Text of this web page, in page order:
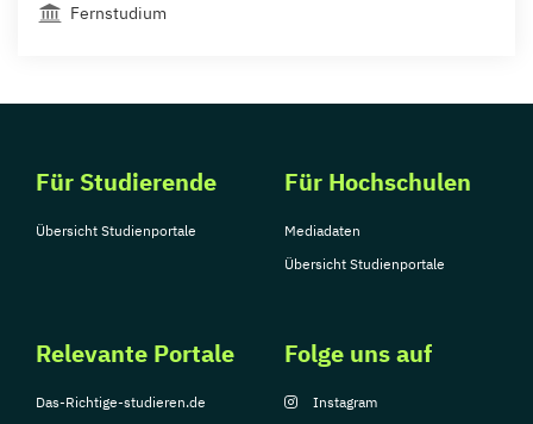
Fernstudium
Für Studierende
Übersicht Studienportale
Für Hochschulen
Mediadaten
Übersicht Studienportale
Relevante Portale
Das-Richtige-studieren.de
Folge uns auf
Instagram